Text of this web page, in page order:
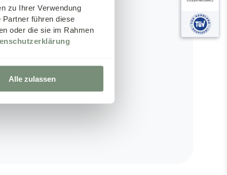
zu Ihrer Verwendung
führen diese
oder die sie im Rahmen
Alle zulassen
choline).
van een normale